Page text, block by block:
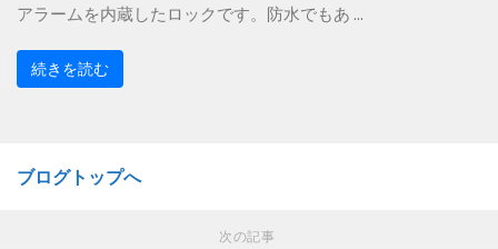
アラームを内蔵したロックです。防水でもあ ...
続きを読む
ブログトップへ
次の記事